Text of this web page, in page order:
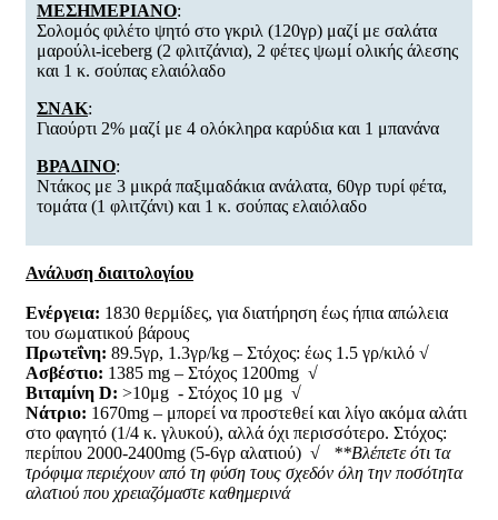
ΜΕΣΗΜΕΡΙΑΝΟ:
Σολομός φιλέτο ψητό στο γκριλ (120γρ) μαζί με σαλάτα
μαρούλι-iceberg (2 φλιτζάνια), 2 φέτες ψωμί ολικής άλεσης
και 1 κ. σούπας ελαιόλαδο
ΣΝΑΚ:
Γιαούρτι 2% μαζί με 4 ολόκληρα καρύδια και 1 μπανάνα
ΒΡΑΔΙΝΟ:
Ντάκος με 3 μικρά παξιμαδάκια ανάλατα, 60γρ τυρί φέτα,
τομάτα (1 φλιτζάνι) και 1 κ. σούπας ελαιόλαδο
Ανάλυση διαιτολογίου
Ενέργεια: 1830 θερμίδες, για διατήρηση έως ήπια απώλεια
του σωματικού βάρους
Πρωτεΐνη: 89.5γρ, 1.3γρ/kg – Στόχος: έως 1.5 γρ/κιλό √
Ασβέστιο: 1385 mg – Στόχος 1200mg √
Βιταμίνη D: >10μg - Στόχος 10 μg √
Νάτριο: 1670mg – μπορεί να προστεθεί και λίγο ακόμα αλάτι
στο φαγητό (1/4 κ. γλυκού), αλλά όχι περισσότερο. Στόχος:
περίπου 2000-2400mg (5-6γρ αλατιού) √ **Βλέπετε ότι τα
τρόφιμα περιέχουν από τη φύση τους σχεδόν όλη την ποσότητα
αλατιού που χρειαζόμαστε καθημερινά